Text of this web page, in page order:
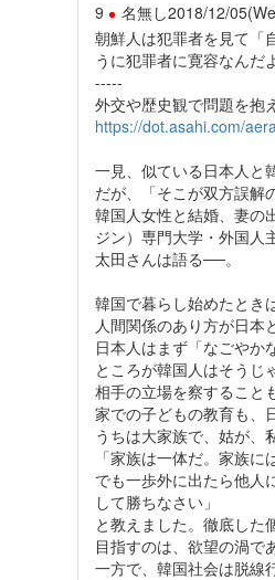
9 名無し2018/12/
朝鮮人は犯罪者を見て「
うに犯罪者に寛容なんだよ
-----
外交や歴史観で問題を抱
https://dot.asahi.com/
一見、似ている日本人と
だが、「そこが双方誤解
韓国人女性と結婚、妻の
ジン）専門大学・外国人
太田さんは語る──。
韓国で暮らし始めたとき
人間関係のあり方が日本
日本人はまず「なごやか
ところが韓国人はそうじ
相手の立場を察すること
家での子どもの教育も、
うちは大家族で、姑が、
「家族は一体だ。家族に
でも一歩外に出たら他人
して勝ちなさい」
と教えました。徹底した
目指すのは、欲望の渦で
一方で、韓国社会は脱線